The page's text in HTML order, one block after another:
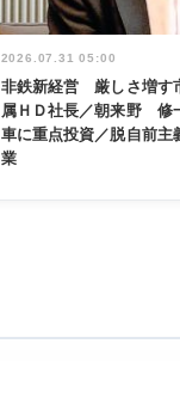
2026.07.31 05:00
非鉄新経営 厳しさ増す
属ＨＤ社長／朝来野 修
車に重点投資／脱自前主
業